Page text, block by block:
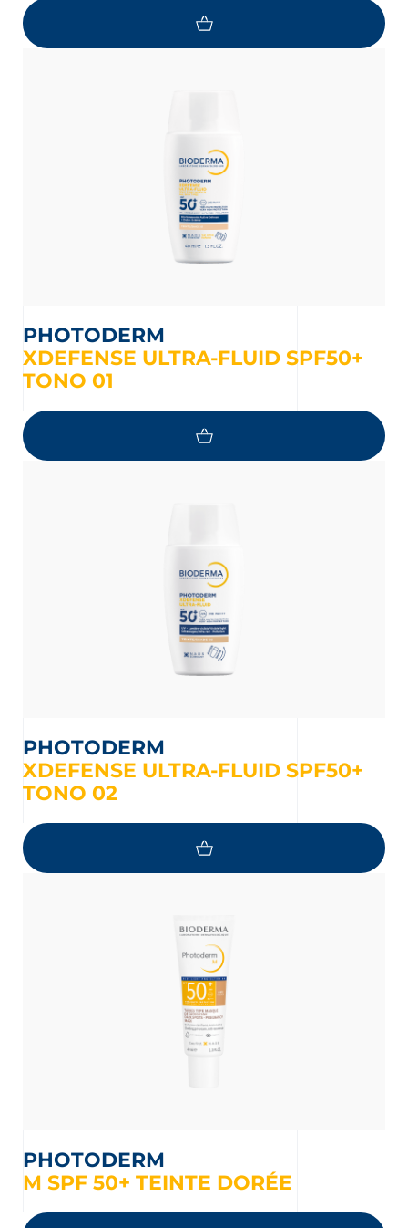
PHOTODERM
XDEFENSE ULTRA-FLUID SPF50+
TONO 01
PHOTODERM
XDEFENSE ULTRA-FLUID SPF50+
TONO 02
PHOTODERM
M SPF 50+ TEINTE DORÉE